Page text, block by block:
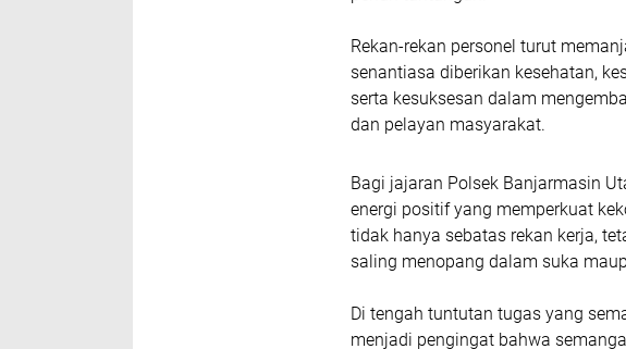
Rekan-rekan personel turut
senantiasa diberikan kesehatan,
serta kesuksesan dalam
dan pelayan masyarakat.
Bagi jajaran Polsek Banjarmasin
energi positif yang memperkuat
tidak hanya sebatas rekan kerja,
saling menopang dalam suka
Di tengah tuntutan tugas yang
menjadi pengingat bahwa